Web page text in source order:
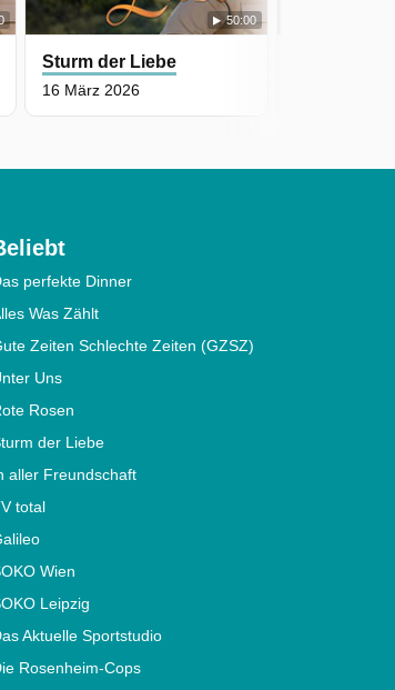
50:00
Sturm der Liebe
16 März 2026
perfekte Dinner
Was Zählt
Zeiten Schlechte Zeiten (GZSZ)
Uns
Rosen
der Liebe
aller Freundschaft
total
Wien
Leipzig
Aktuelle Sportstudio
Rosenheim-Cops